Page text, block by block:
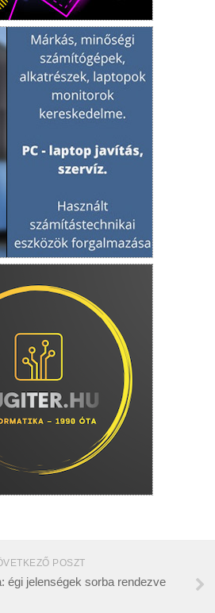
POSZT
égi jelenségek sorba rendezve